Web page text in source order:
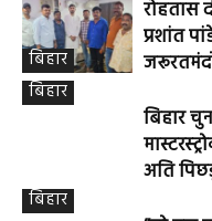
बिहार
रोहतास
प्रशांत
बिहार
बिहार
अति
बिहार